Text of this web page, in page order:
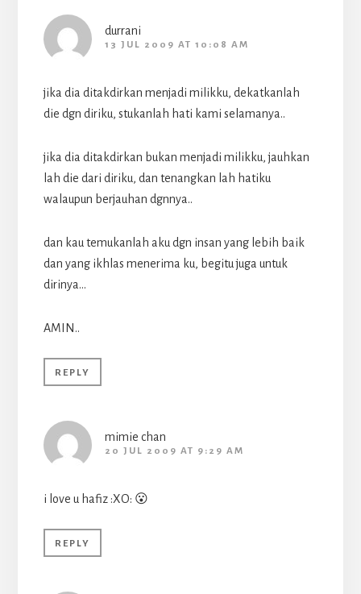
durrani
13 JUL 2009 AT 10:08 AM
jika dia ditakdirkan menjadi milikku, dekatkanlah
die dgn diriku, stukanlah hati kami selamanya..
jika dia ditakdirkan bukan menjadi milikku, jauhkan
lah die dari diriku, dan tenangkan lah hatiku
walaupun berjauhan dgnnya..
dan kau temukanlah aku dgn insan yang lebih baik
dan yang ikhlas menerima ku, begitu juga untuk
dirinya…
AMIN..
REPLY
mimie chan
20 JUL 2009 AT 9:29 AM
i love u hafiz :XO: 😮
REPLY